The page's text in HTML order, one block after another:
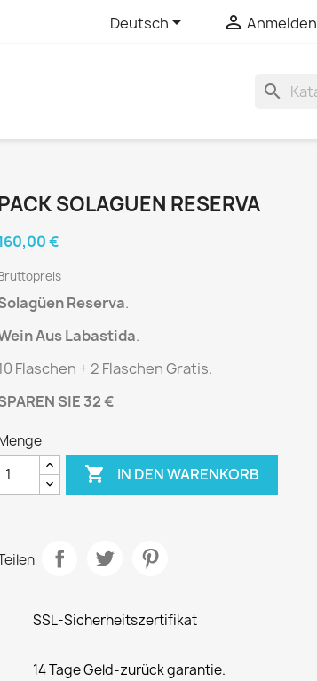
Deutsch  Anmelden
search
SOLAGUEN RESERVA
€
Reserva.
Aus Labastida.
Flaschen + 2 Flaschen Gratis.
SIE 32 €
 IN DEN WARENKORB
SSL-Sicherheitszertifikat
14 Tage Geld-zurück garantie.